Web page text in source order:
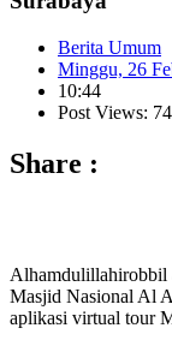
Berita Umum
Minggu, 26
10:44
Post Views:
Share :
Alhamdulillahirobbil
Masjid Nasional Al
aplikasi virtual tour